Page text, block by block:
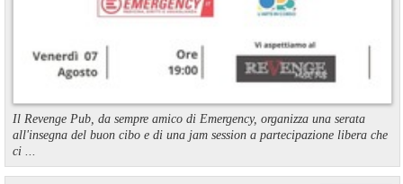
Il Revenge Pub, da sempre amico di Emergency, organizza una serata
all'insegna del buon cibo e di una jam session a partecipazione libera che
ci ...